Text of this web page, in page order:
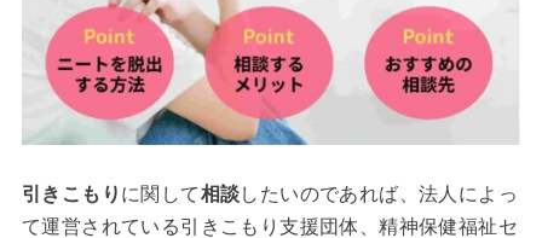
引きこもり に関して相談したいのであれば、法人によっ
て運営されている引きこもり支援団体、精神保健福祉セ